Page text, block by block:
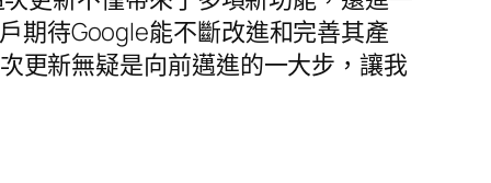
期待Google能不斷改進和完善其產
更新無疑是向前邁進的一大步，讓我